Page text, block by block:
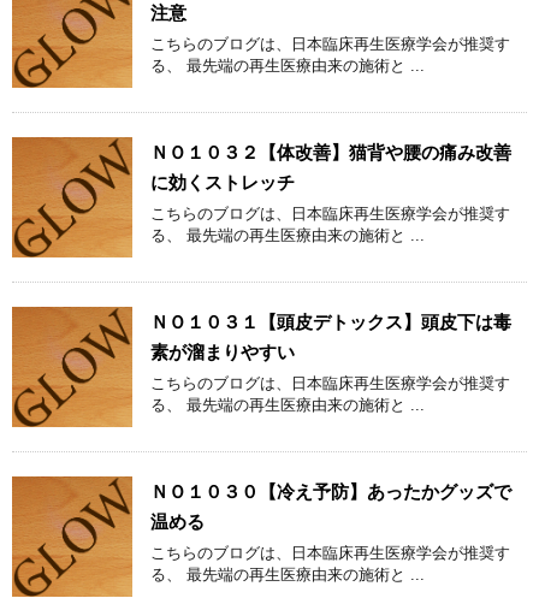
注意
こちらのブログは、日本臨床再生医療学会が推奨す
る、 最先端の再生医療由来の施術と ...
ＮＯ１０３２【体改善】猫背や腰の痛み改善
に効くストレッチ
こちらのブログは、日本臨床再生医療学会が推奨す
る、 最先端の再生医療由来の施術と ...
ＮＯ１０３１【頭皮デトックス】頭皮下は毒
素が溜まりやすい
こちらのブログは、日本臨床再生医療学会が推奨す
る、 最先端の再生医療由来の施術と ...
ＮＯ１０３０【冷え予防】あったかグッズで
温める
こちらのブログは、日本臨床再生医療学会が推奨す
る、 最先端の再生医療由来の施術と ...